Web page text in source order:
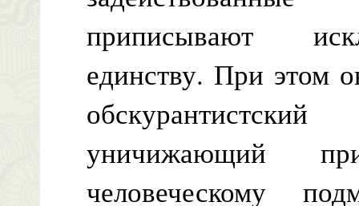
приписывают
единству. При этом
уничижающий
человеческому